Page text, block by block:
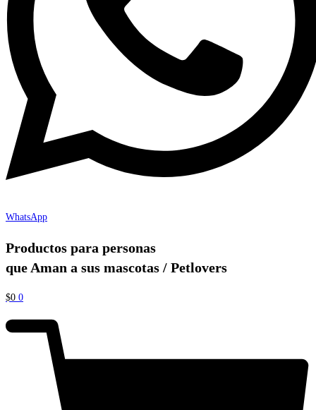
WhatsApp
Productos para personas
que Aman a sus mascotas / Petlovers
$0 0